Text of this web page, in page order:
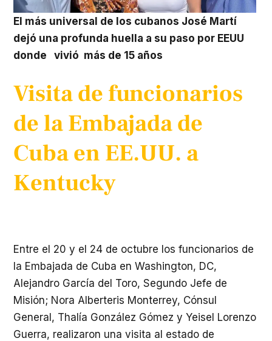
El más universal de los cubanos José Martí
dejó una profunda huella a su paso por EEUU
donde vivió más de 15 años
Visita de funcionarios
de la Embajada de
Cuba en EE.UU. a
Kentucky
Entre el 20 y el 24 de octubre los funcionarios de
la Embajada de Cuba en Washington, DC,
Alejandro García del Toro, Segundo Jefe de
Misión; Nora Alberteris Monterrey, Cónsul
General, Thalía González Gómez y Yeisel Lorenzo
Guerra, realizaron una visita al estado de